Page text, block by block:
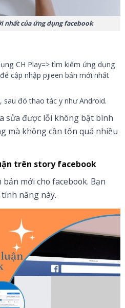
nhất của ứng dụng facebook
CH Play=> tìm kiếm ứng dụng
cập nhập pjieen bản mới nhất
sau đó thao tác y như Android.
sửa được lỗi không bật bình
mà không cần tốn quá nhiều
trên story facebook
mới cho facebook. Bạn
năng này.